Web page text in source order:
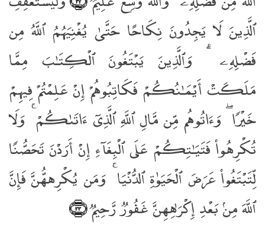
ٱلَّذِينَ لَا يَجِدُونَ نِكَاحًا حَتَّىٰ يُغْنِيَهُمُ ٱللَّهُ مِن
فَضْلِهِۦ ۗ وَٱلَّذِينَ يَبْتَغُونَ ٱلْكِتَـٰبَ مِمَّا
مَلَكَتْ أَيْمَـٰنُكُمْ فَكَاتِبُوهُمْ إِنْ عَلِمْتُمْ فِيهِمْ
خَيْرًۭا ۖ وَءَاتُوهُم مِّن مَّالِ ٱللَّهِ ٱلَّذِىٓ ءَاتَىٰكُمْ ۚ وَلَا
تُكْرِهُوا۟ فَتَيَـٰتِكُمْ عَلَى ٱلْبِغَآءِ إِنْ أَرَدْنَ تَحَصُّنًۭا
لِّتَبْتَغُوا۟ عَرَضَ ٱلْحَيَوٰةِ ٱلدُّنْيَا ۚ وَمَن يُكْرِههُّنَّ فَإِنَّ
ٱللَّهَ مِنۢ بَعْدِ إِكْرَٰهِهِنَّ غَفُورٌۭ رَّحِيمٌۭ﴿٣٣﴾